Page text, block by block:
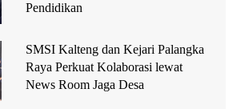
Pendidikan
SMSI Kalteng dan Kejari Palangka
Raya Perkuat Kolaborasi lewat
News Room Jaga Desa